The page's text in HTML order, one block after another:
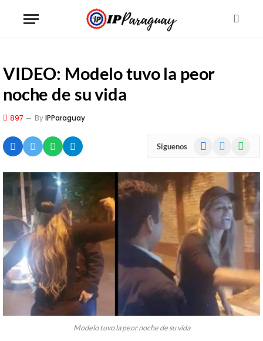
VIDEO: Modelo tuvo la peor
noche de su vida
897 ByIPParaguay
Siguenos Facebook
Modelo tuvo la peor noche de su vida